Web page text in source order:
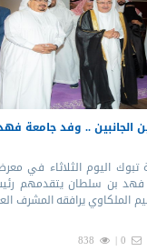
الجانبين .. وفد جامعة
اليوم الثلاثاء في
فهد بن سلطان يتقدمهم
الملكاوي يرافقه المشرف
0 |
838